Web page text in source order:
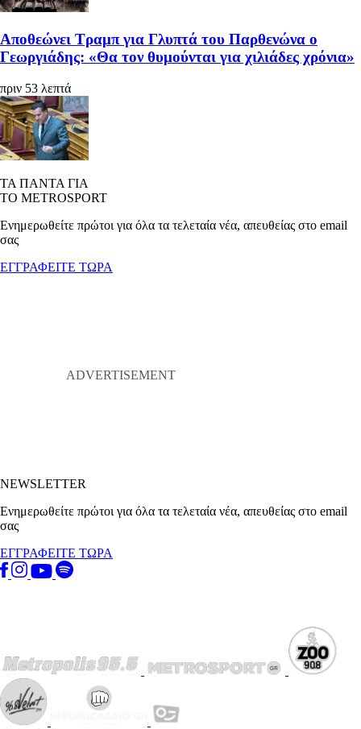
Αποθεώνει Τραμπ για Γλυπτά του Παρθενώνα ο
Γεωργιάδης: «Θα τον θυμούνται για χιλιάδες χρόνια»
πριν 53 λεπτά
ΤΑ ΠΑΝΤΑ ΓΙΑ
ΤΟ METROSPORT
Ενημερωθείτε πρώτοι για όλα τα τελεταία νέα, απευθείας στο email
σας
ΕΓΓΡΑΦΕΙΤΕ ΤΩΡΑ
NEWSLETTER
Ενημερωθείτε πρώτοι για όλα τα τελεταία νέα, απευθείας στο email
σας
ΕΓΓΡΑΦΕΙΤΕ ΤΩΡΑ